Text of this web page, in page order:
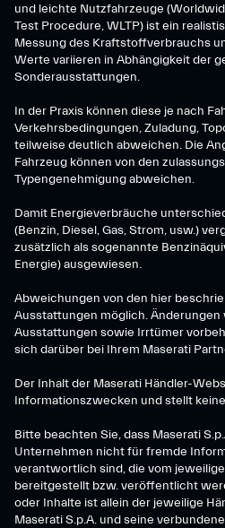
und leichte Nutzfahrzeuge
Test Procedure, WLTP) ist ein
Messung des Kraftstoffverbrauchs
Werte variieren in Abhängigkeit der
Sonderausstattungen.
In der Praxis können diese je nach
Verkehrsbedingungen, Zuladung,
teilweise deutlich abweichen. Die
Fahrzeug können von den
Typengenehmigung abweichen.
Damit Energieverbräuche
(Benzin, Diesel, Gas, Strom, usw.)
zusätzlich als sogenannte
Energie) ausgewiesen.
Abweichungen von den hier
Ausstattungen möglich.
Ausstattungen sowie Irrtümer
sich darüber bei Ihrem Maserati
Der Inhalt der Maserati Händler-
Informationszwecken und stellt
Bitte beachten Sie, dass Maserati
Unternehmen nicht für fremde
verantwortlich sind, die vom
bereitgestellt bzw. veröffentlicht
oder Inhalte ist allein der jeweilige
Maserati S.p.A. und seine